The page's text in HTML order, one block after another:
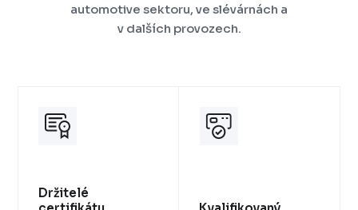
automotive sektoru, ve slévárnách a
v dalších provozech.
Držitelé